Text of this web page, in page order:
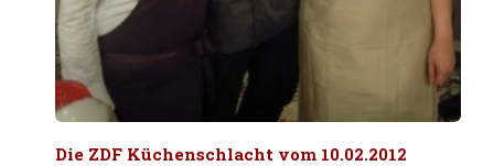
Die ZDF Küchenschlacht vom 10.02.2012